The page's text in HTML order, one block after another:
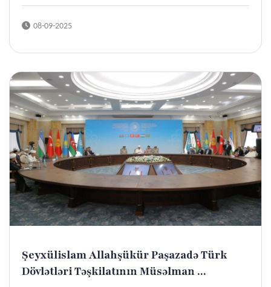
08-09-2025
Şeyxülislam Allahşükür Paşazadə Türk
Dövlətləri Təşkilatının Müsəlman ...